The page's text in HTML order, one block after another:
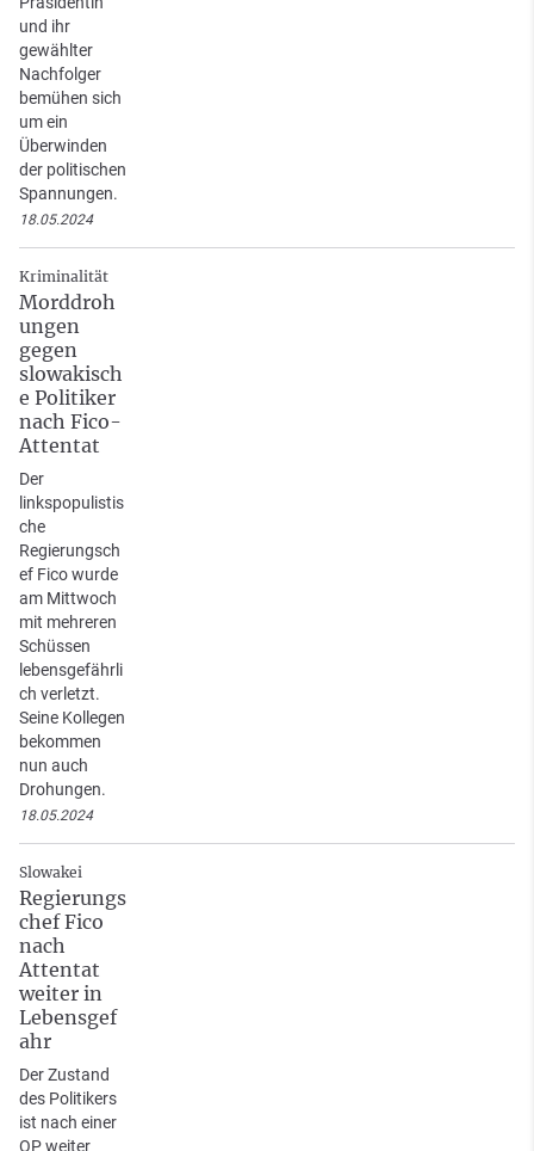
und ihr
gewählter
Nachfolger
bemühen sich
um ein
Überwinden
der politischen
Spannungen.
18.05.2024
Kriminalität
Morddroh
ungen
gegen
slowakisch
e Politiker
nach Fico-
Attentat
Der
linkspopulistis
che
Regierungsch
ef Fico wurde
am Mittwoch
mit mehreren
Schüssen
lebensgefährli
ch verletzt.
Seine Kollegen
bekommen
nun auch
Drohungen.
18.05.2024
Slowakei
Regierungs
chef Fico
nach
Attentat
weiter in
Lebensgef
ahr
Der Zustand
des Politikers
ist nach einer
OP weiter